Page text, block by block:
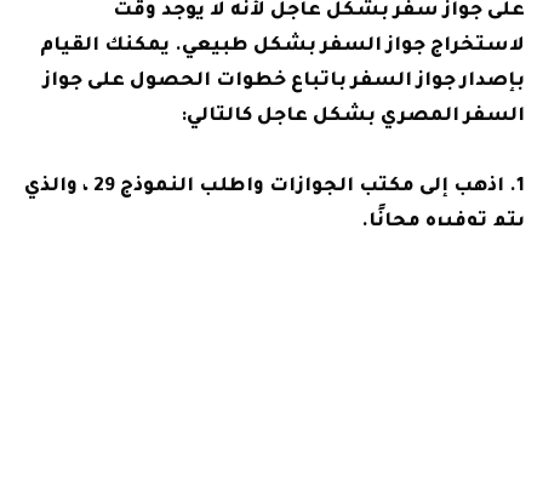
على جواز سفر بشكل عاجل لأنه لا يوجد وقت
لاستخراج جواز السفر بشكل طبيعي. يمكنك القيام
بإصدار جواز السفر باتباع خطوات الحصول على جواز
السفر المصري بشكل عاجل كالتالي:
اذهب إلى مكتب الجوازات واطلب النموذج 29 ، والذي
يتم توفيره مجانًا.